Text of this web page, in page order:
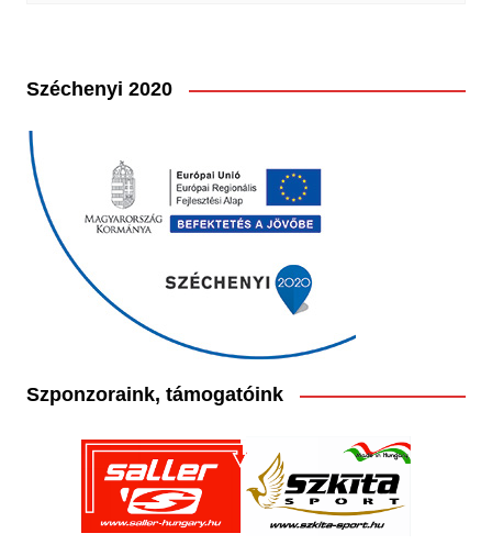
Széchenyi 2020
Szponzoraink, támogatóink